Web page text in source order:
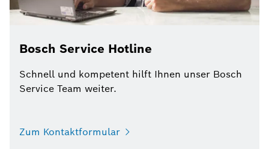
Bosch Service Hotline
Schnell und kompetent hilft Ihnen unser Bosch
Service Team weiter.
Zum Kontaktformular